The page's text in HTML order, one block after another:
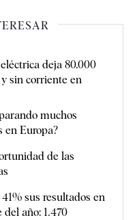
deja 80.000
sin corriente en
muchos
en Europa?
de las
sus resultados en
año: 1.470